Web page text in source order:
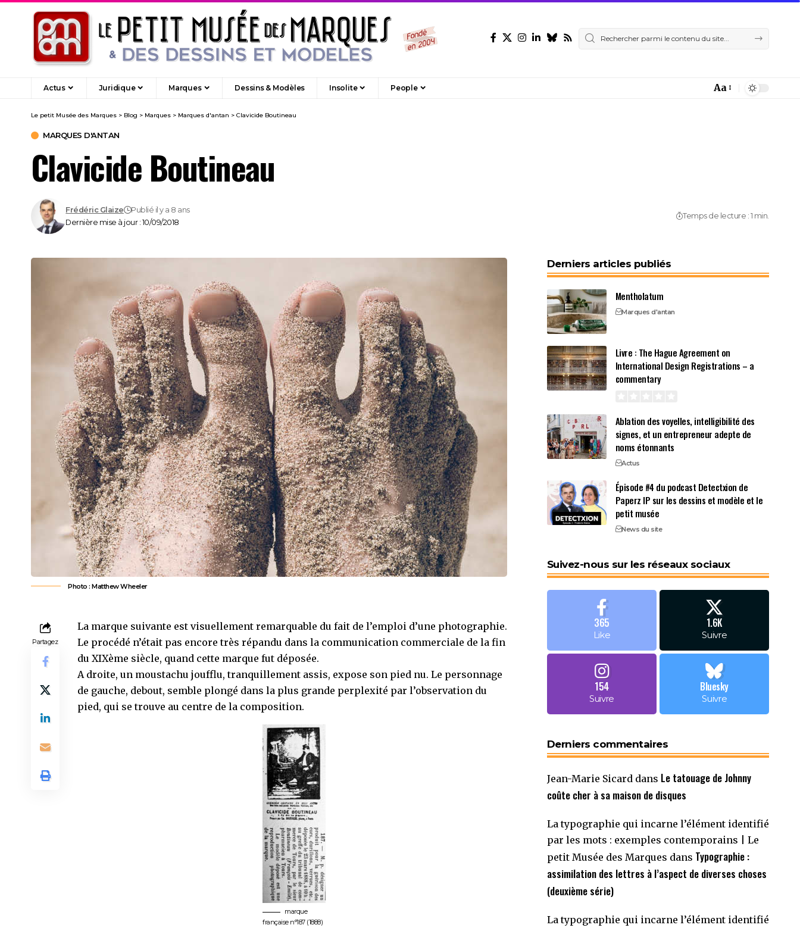
Actus Juridique Marques Dessins & Modèles Insolite People
Font
Aa
Le petit Musée des Marques > Blog > Marques > Marques d'antan > Clavicide Boutineau
MARQUES D'ANTAN
Clavicide Boutineau
Dernière mise à jour : 10/09/2018
Frédéric Glaize Publié il y a 8 ans
Temps de lecture : 1 min.
Photo : Matthew Wheeler
Partagez
La marque suivante est visuellement remarquable du fait de l’emploi d’une photographie.
Le procédé n’était pas encore très répandu dans la communication commerciale de la fin
du XIXème siècle, quand cette marque fut déposée.
A droite, un moustachu joufflu, tranquillement assis, expose son pied nu. Le personnage
de gauche, debout, semble plongé dans la plus grande perplexité par l’observation du
pied, qui se trouve au centre de la composition.
marque
française n°187 (1888)
Derniers articles publiés
Mentholatum
Marques d'antan
Livre : The Hague Agreement on
International Design Registrations – a
commentary
Ablation des voyelles, intelligibilité des
signes, et un entrepreneur adepte de
noms étonnants
Actus
Épisode #4 du podcast Detectxion de
Paperz IP sur les dessins et modèle et le
petit musée
News du site
Suivez-nous sur les réseaux sociaux
365
Like
1.6K
Suivre
154
Suivre
Bluesky
Suivre
Derniers commentaires
Jean-Marie Sicard dans Le tatouage de Johnny
coûte cher à sa maison de disques
La typographie qui incarne l’élément identifié
par les mots : exemples contemporains | Le
petit Musée des Marques dans Typographie :
assimilation des lettres à l’aspect de diverses choses
(deuxième série)
La typographie qui incarne l’élément identifié